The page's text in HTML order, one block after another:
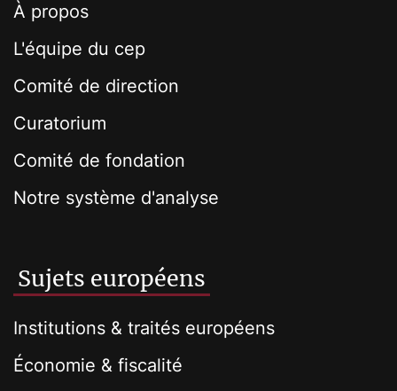
À propos
L'équipe du cep
Comité de direction
Curatorium
Comité de fondation
Notre système d'analyse
Sujets européens
Institutions & traités européens
Économie & fiscalité